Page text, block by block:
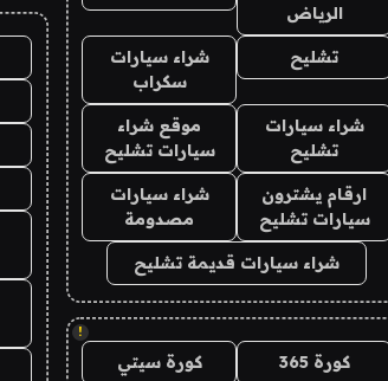
الرياض
تشليح
شراء سيارات
سكراب
شراء سيارات
تشليح
موقع شراء
سيارات تشليح
ارقام يشترون
سيارات تشليح
شراء سيارات
مصدومة
شراء سيارات قديمة تشليح
!
كورة 365 كورة سيتي